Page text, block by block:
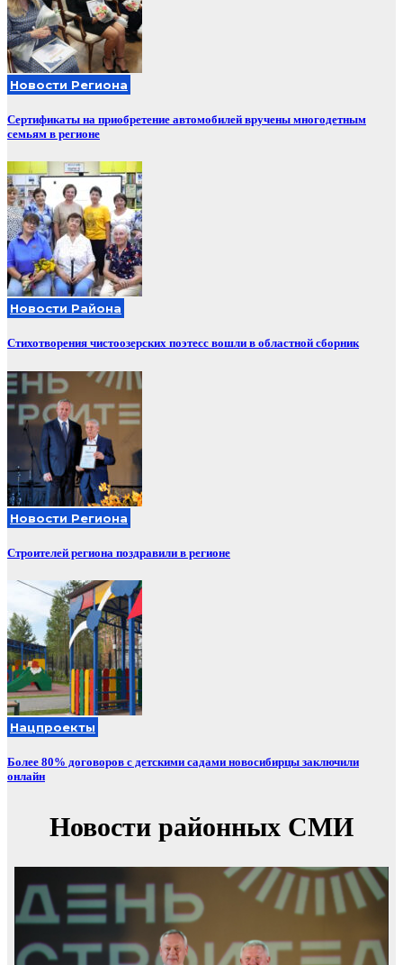
Новости Региона
Сертификаты на приобретение автомобилей вручены многодетным
семьям в регионе
Новости Района
Стихотворения чистоозерских поэтесс вошли в областной сборник
Новости Региона
Строителей региона поздравили в регионе
Нацпроекты
Более 80% договоров с детскими садами новосибирцы заключили
онлайн